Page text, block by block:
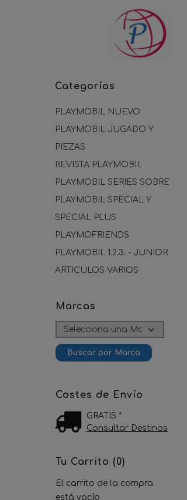
Categorías
PLAYMOBIL NUEVO
PLAYMOBIL JUGADO Y
PIEZAS
REVISTA PLAYMOBIL
PLAYMOBIL SERIES SOBRE
PLAYMOBIL SPECIAL Y
SPECIAL PLUS
PLAYMOFRIENDS
PLAYMOBIL 1.2.3. - JUNIOR
ARTICULOS VARIOS
Marcas
Costes de Envío
GRATIS *
Consultar Destinos
Tu Carrito (0)
El carrito de la compra
está vacío